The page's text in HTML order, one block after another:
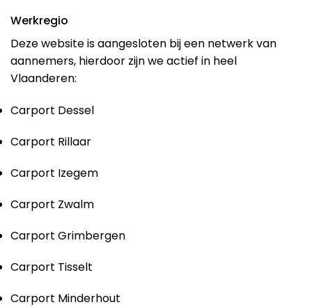
Werkregio
Deze website is aangesloten bij een netwerk van
aannemers, hierdoor zijn we actief in heel
Vlaanderen:
Carport Dessel
Carport Rillaar
Carport Izegem
Carport Zwalm
Carport Grimbergen
Carport Tisselt
Carport Minderhout